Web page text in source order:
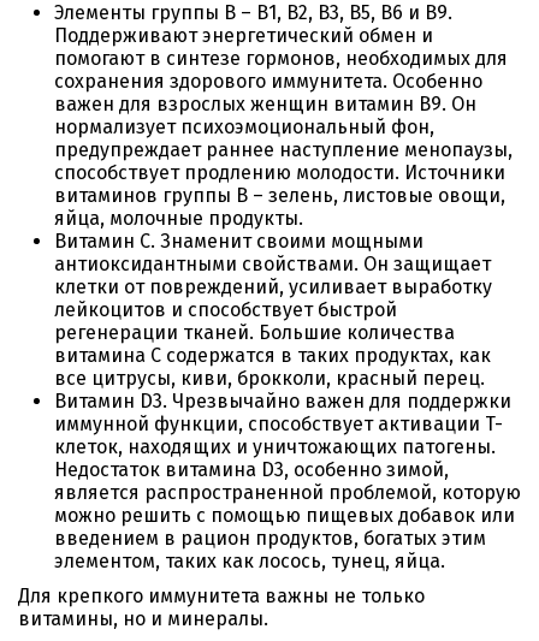
Элементы группы В – В1, В2, В3, В5, В6 и В9.
Поддерживают энергетический обмен и
помогают в синтезе гормонов, необходимых для
сохранения здорового иммунитета. Особенно
важен для взрослых женщин витамин В9. Он
нормализует психоэмоциональный фон,
предупреждает раннее наступление менопаузы,
способствует продлению молодости. Источники
витаминов группы В – зелень, листовые овощи,
яйца, молочные продукты.
Витамин C. Знаменит своими мощными
антиоксидантными свойствами. Он защищает
клетки от повреждений, усиливает выработку
лейкоцитов и способствует быстрой
регенерации тканей. Большие количества
витамина C содержатся в таких продуктах, как
все цитрусы, киви, брокколи, красный перец.
Витамин D3. Чрезвычайно важен для поддержки
иммунной функции, способствует активации T-
клеток, находящих и уничтожающих патогены.
Недостаток витамина D3, особенно зимой,
является распространенной проблемой, которую
можно решить с помощью пищевых добавок или
введением в рацион продуктов, богатых этим
элементом, таких как лосось, тунец, яйца.
Для крепкого иммунитета важны не только
витамины, но и минералы.